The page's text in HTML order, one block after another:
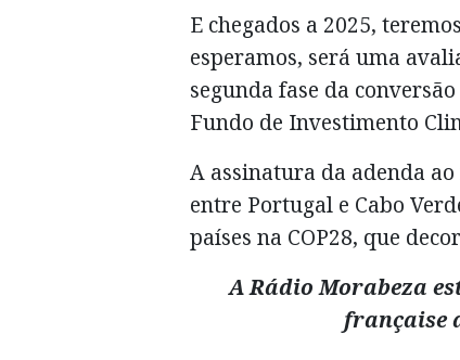
E chegados a 2025,
esperamos, será uma
segunda fase da
Fundo de Investimento
A assinatura da adenda
entre Portugal e Cabo
países na COP28, que
A Rádio Morabeza
française